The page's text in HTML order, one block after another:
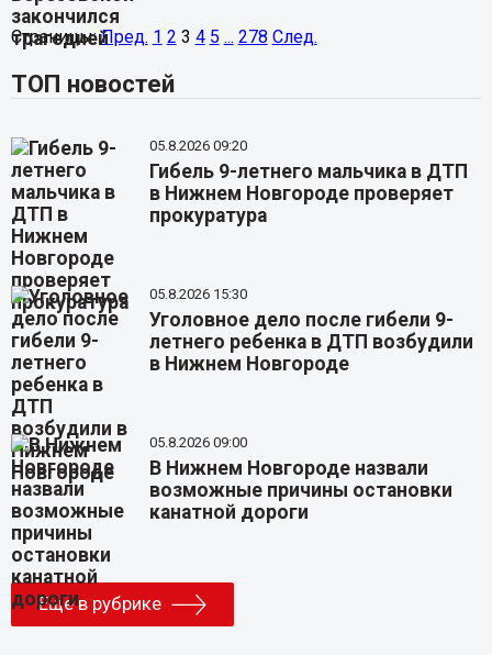
Страницы: Пред. 1 2 3 4 5 ... 278 След.
ТОП новостей
05.8.2026 09:20
Гибель 9-летнего мальчика в ДТП
в Нижнем Новгороде проверяет
прокуратура
05.8.2026 15:30
Уголовное дело после гибели 9-
летнего ребенка в ДТП возбудили
в Нижнем Новгороде
05.8.2026 09:00
В Нижнем Новгороде назвали
возможные причины остановки
канатной дороги
Еще в рубрике